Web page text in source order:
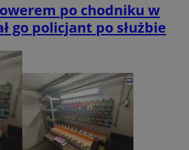
po chodniku w
go policjant po służbie